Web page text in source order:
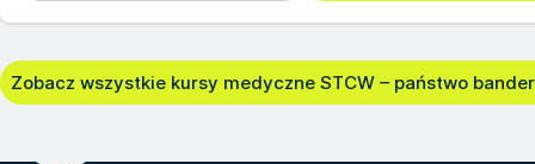
Zobacz wszystkie kursy medyczne STCW – państwo